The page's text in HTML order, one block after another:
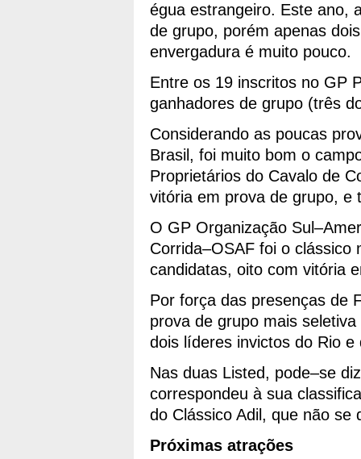
égua estrangeiro. Este ano,
de grupo, porém apenas
envergadura é muito pouco.
Entre os 19 inscritos no GP
ganhadores de grupo (três
Considerando as poucas
Brasil, foi muito bom o
Proprietários do Cavalo de
vitória em prova de grupo, e
O GP Organização
Corrida–OSAF foi o clássico
candidatas, oito com vitória
Por força das presenças de
prova de grupo mais
dois líderes invictos do Rio
Nas duas Listed, pode–se
correspondeu à sua
do Clássico Adil, que não
Próximas atrações